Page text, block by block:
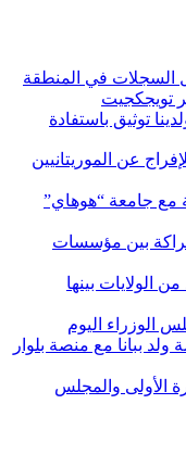
السجلات في المنطقة
تويجكجيت
توثيق باستفادة
عن الموريتانيين
مع جامعة “هوهاي”
بين مؤسسات
الولايات بينها
الوزراء اليوم
ببانا مع منصة بلوار
الأولى والمجلس